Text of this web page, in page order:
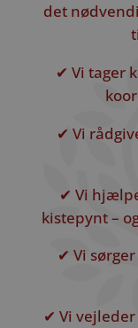
det
✔ Vi tager
✔ Vi
✔ Vi
kistepynt –
✔ Vi
✔ Vi